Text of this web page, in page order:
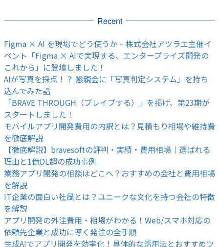
Recent
Figma × AI を現場でどう使うか – 株式会社アツラエ主催イ
ベント「Figma × AIで実現する、エンタープライズ開発の
これから」に登壇しました！
AIが写真を採点！？ 懇親会に「写真判定システム」を持ち
込んでみた話
「BRAVE THROUGH（ブレイブする）」を掲げ、第23期が
スタートしました！
モバイルアプリ開発費用の内訳とは？見積もり相場や維持費
を徹底解説
【徹底解説】bravesoftの評判・実績・費用相場｜選ばれる
理由と1億DL超の成功事例
業務アプリ開発の相談はどこへ？おすすめの会社と費用相場
を解説
IT企業の面白い社風とは？ユニークな文化を持つ会社の特徴
を解説
アプリ開発の外注費用・相場がわかる！Web/スマホ対応の
依頼先企業と成功に導く発注の全手順
生成AIでアプリ開発を効率化！具体的な活用法とおすすめツ